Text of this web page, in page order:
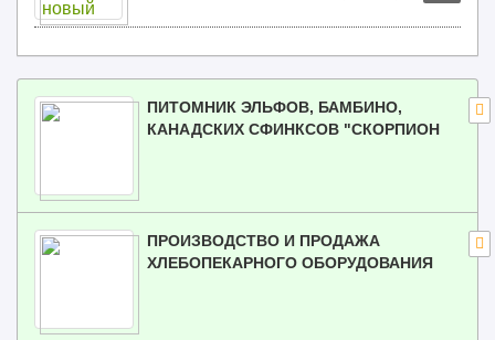
ПИТОМНИК ЭЛЬФОВ, БАМБИНО,
КАНАДСКИХ СФИНКСОВ "СКОРПИОН
ПРОИЗВОДСТВО И ПРОДАЖА
ХЛЕБОПЕКАРНОГО ОБОРУДОВАНИЯ